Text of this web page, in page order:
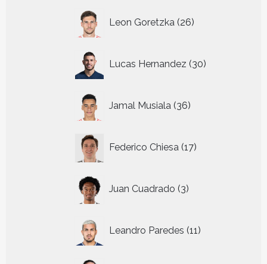
Leon Goretzka 26
producten
Lucas Hernandez 30
producten
Jamal Musiala 36
producten
Federico Chiesa 17
producten
Juan Cuadrado 3
producten
Leandro Paredes 11
producten